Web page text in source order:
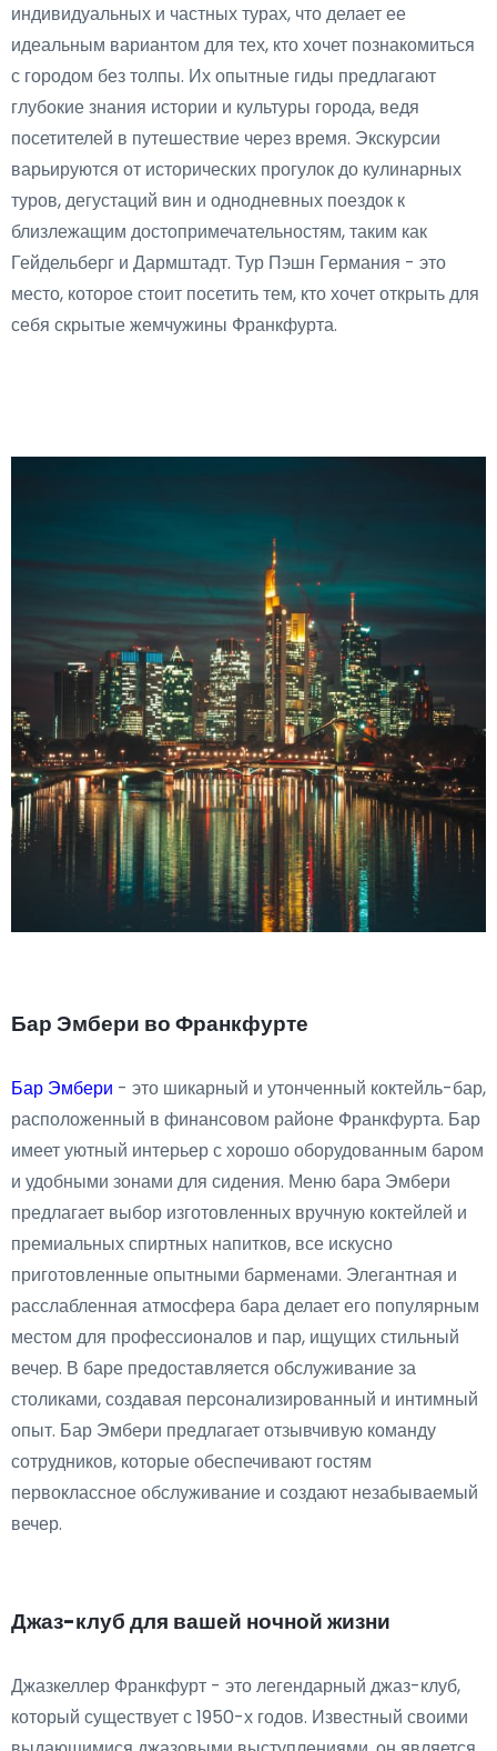
индивидуальных и частных турах, что делает ее
идеальным вариантом для тех, кто хочет познакомиться
с городом без толпы. Их опытные гиды предлагают
глубокие знания истории и культуры города, ведя
посетителей в путешествие через время. Экскурсии
варьируются от исторических прогулок до кулинарных
туров, дегустаций вин и однодневных поездок к
близлежащим достопримечательностям, таким как
Гейдельберг и Дармштадт. Тур Пэшн Германия - это
место, которое стоит посетить тем, кто хочет открыть для
себя скрытые жемчужины Франкфурта.
Бар Эмбери во Франкфурте
Бар Эмбери - это шикарный и утонченный коктейль-бар,
расположенный в финансовом районе Франкфурта. Бар
имеет уютный интерьер с хорошо оборудованным баром
и удобными зонами для сидения. Меню бара Эмбери
предлагает выбор изготовленных вручную коктейлей и
премиальных спиртных напитков, все искусно
приготовленные опытными барменами. Элегантная и
расслабленная атмосфера бара делает его популярным
местом для профессионалов и пар, ищущих стильный
вечер. В баре предоставляется обслуживание за
столиками, создавая персонализированный и интимный
опыт. Бар Эмбери предлагает отзывчивую команду
сотрудников, которые обеспечивают гостям
первоклассное обслуживание и создают незабываемый
вечер.
Джаз-клуб для вашей ночной жизни
Джазкеллер Франкфурт - это легендарный джаз-клуб,
который существует с 1950-х годов. Известный своими